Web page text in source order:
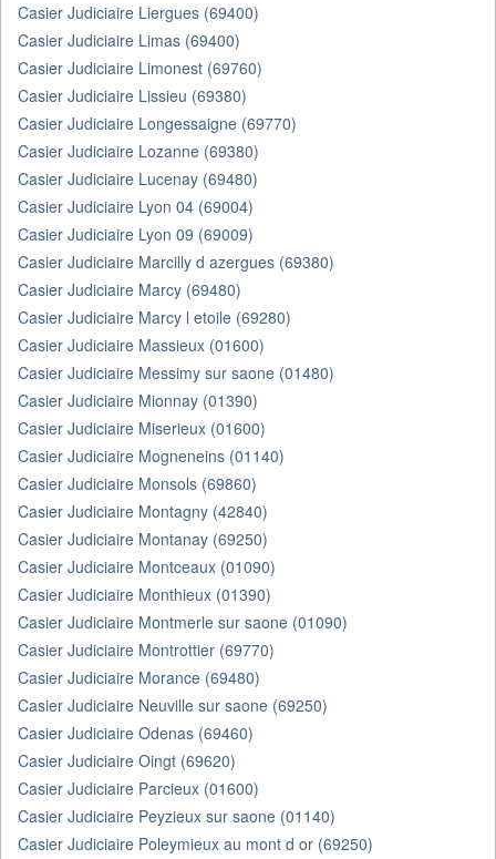
Casier Judiciaire Liergues (69400)
Casier Judiciaire Limas (69400)
Casier Judiciaire Limonest (69760)
Casier Judiciaire Lissieu (69380)
Casier Judiciaire Longessaigne (69770)
Casier Judiciaire Lozanne (69380)
Casier Judiciaire Lucenay (69480)
Casier Judiciaire Lyon 04 (69004)
Casier Judiciaire Lyon 09 (69009)
Casier Judiciaire Marcilly d azergues (69380)
Casier Judiciaire Marcy (69480)
Casier Judiciaire Marcy l etoile (69280)
Casier Judiciaire Massieux (01600)
Casier Judiciaire Messimy sur saone (01480)
Casier Judiciaire Mionnay (01390)
Casier Judiciaire Miserieux (01600)
Casier Judiciaire Mogneneins (01140)
Casier Judiciaire Monsols (69860)
Casier Judiciaire Montagny (42840)
Casier Judiciaire Montanay (69250)
Casier Judiciaire Montceaux (01090)
Casier Judiciaire Monthieux (01390)
Casier Judiciaire Montmerle sur saone (01090)
Casier Judiciaire Montrottier (69770)
Casier Judiciaire Morance (69480)
Casier Judiciaire Neuville sur saone (69250)
Casier Judiciaire Odenas (69460)
Casier Judiciaire Oingt (69620)
Casier Judiciaire Parcieux (01600)
Casier Judiciaire Peyzieux sur saone (01140)
Casier Judiciaire Poleymieux au mont d or (69250)